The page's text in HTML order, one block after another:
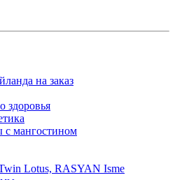
на заказ
здоровья
мангостином
Lotus, RASYAN Isme